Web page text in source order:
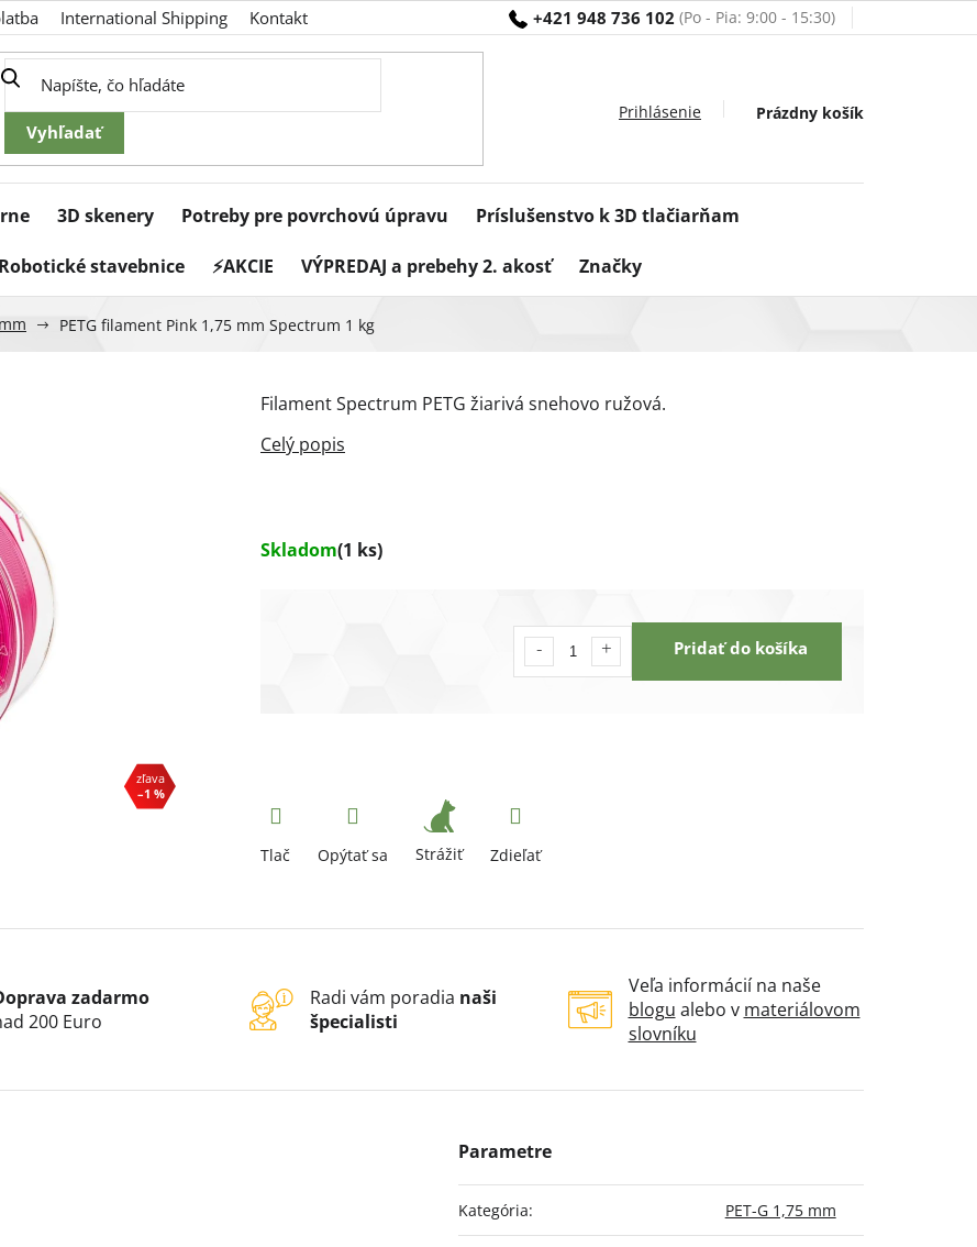
+421 948 736 102
International Shipping Kontakt
Nákupný
Prázdny košík
3D skenery Potreby pre povrchovú úpravu Príslušenstvo k 3D tlačiarňam
Robotické stavebnice ⚡AKCIE VÝPREDAJ a prebehy 2. akosť Značky
PETG filament Pink 1,75 mm Spectrum 1 kg
–1 %
Skladom(1 ks)
Pridať do košíka
Filament Spectrum PETG žiarivá snehovo ružová.
Tlač Opýtať sa Strážiť Zdieľať
zadarmo
200 Euro
Radi vám poradia naši
špecialisti
Veľa informácií na naše
blogu alebo v materiálovom
slovníku
Kategória: PET-G 1,75 mm